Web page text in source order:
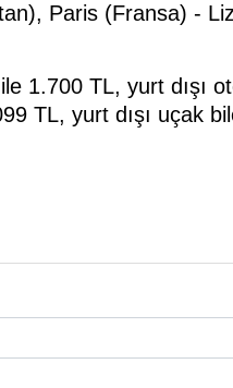
Paris (Fransa) -
1.700 TL, yurt dışı
TL, yurt dışı uçak